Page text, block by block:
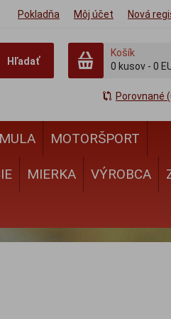
Pokladňa Môj účet Nová
Hľadať
Košík
0 kusov - 0
Porovnané
MOTORŠPORT
MIERKA VÝROBCA